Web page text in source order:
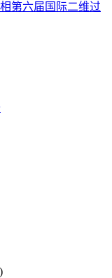
第六届国际二维过